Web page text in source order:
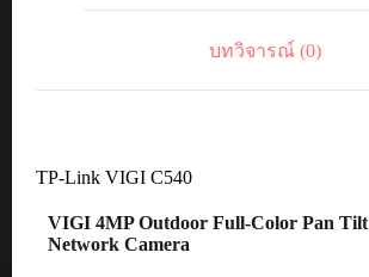
POE&DC
บทวิจารณ์ (0)
TP-Link VIGI C540
VIGI 4MP Outdoor Full-Color Pan Tilt
Network Camera